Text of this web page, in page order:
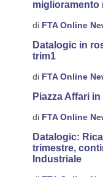
miglioramento
di FTA Online
Datalogic in
trim1
di FTA Online
Piazza Affari
di FTA Online
Datalogic:
trimestre,
Industriale